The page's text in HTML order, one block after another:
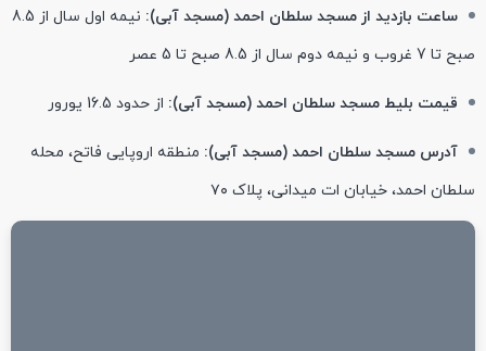
ساعت بازدید از مسجد سلطان احمد (مسجد آبی):
نیمه اول سال از 8.5
صبح تا 7 غروب و نیمه دوم سال از 8.5 صبح تا 5 عصر
قیمت بلیط مسجد سلطان احمد (مسجد آبی): از حدود 16.5 یورور
آدرس مسجد سلطان احمد (مسجد آبی): منطقه اروپایی فاتح، محله
سلطان احمد، خیابان ات میدانی، پلاک ۷۰